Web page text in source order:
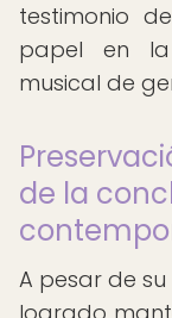
testimonio
papel en la
musical de
de la
A pesar de